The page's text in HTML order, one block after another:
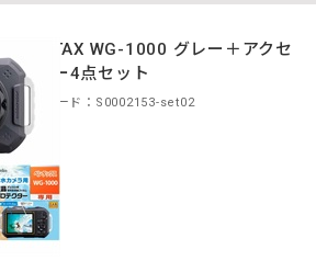
PENTAX WG-1000 グレー＋アクセ
サリー4点セット
商品コード：S0002153-set02